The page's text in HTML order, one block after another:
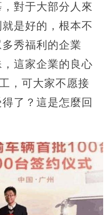
對于大部分人來
是好的，根本不
秀福利的企業
這家企業的良心
，可大家不愿接
了？這是怎麼回